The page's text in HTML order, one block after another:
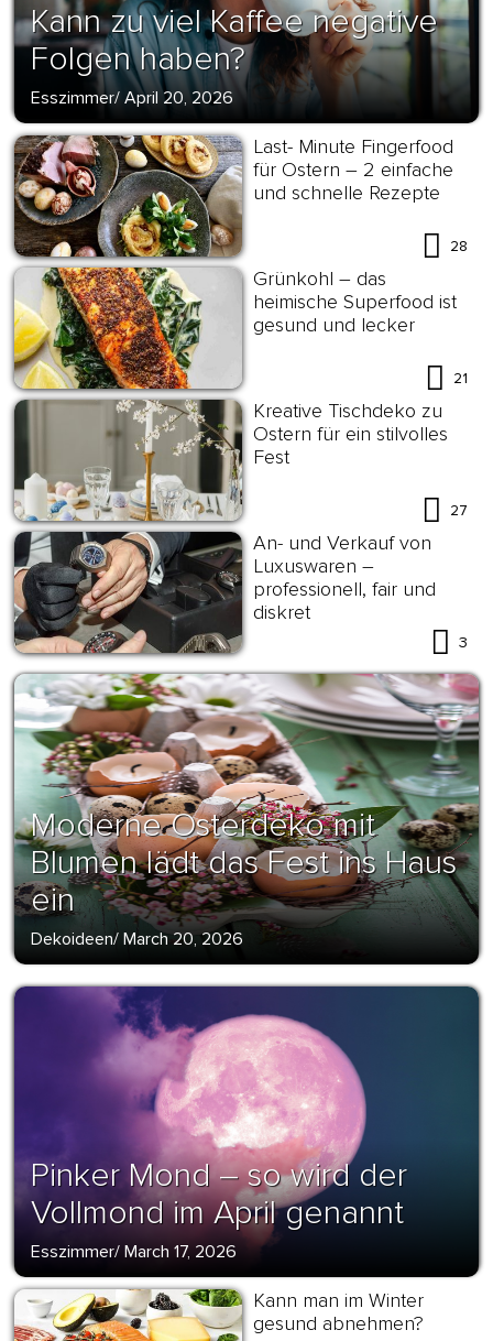
Kann zu viel Kaffee negative
Folgen haben?
Esszimmer/ April 20, 2026
Last- Minute Fingerfood
für Ostern – 2 einfache
und schnelle Rezepte
28
Grünkohl – das
heimische Superfood ist
gesund und lecker
21
Kreative Tischdeko zu
Ostern für ein stilvolles
Fest
27
An- und Verkauf von
Luxuswaren –
professionell, fair und
diskret
3
Moderne Osterdeko mit
Blumen lädt das Fest ins Haus
ein
Dekoideen/ March 20, 2026
Pinker Mond – so wird der
Vollmond im April genannt
Esszimmer/ March 17, 2026
Kann man im Winter
gesund abnehmen?